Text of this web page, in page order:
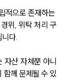
적으로 존재하는
위, 위탁 처리 구
다.
자산 자체뿐 아니
함께 문제될 수 있